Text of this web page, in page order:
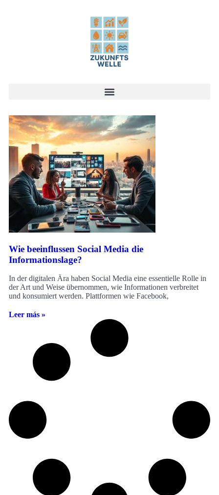
Wie beeinflussen Social Media die
Informationslage?
In der digitalen Ära haben Social Media eine essentielle Rolle in
der Art und Weise übernommen, wie Informationen verbreitet
und konsumiert werden. Plattformen wie Facebook,
Leer más »